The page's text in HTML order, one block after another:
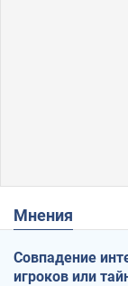
Мнения
Совпадение
игроков или